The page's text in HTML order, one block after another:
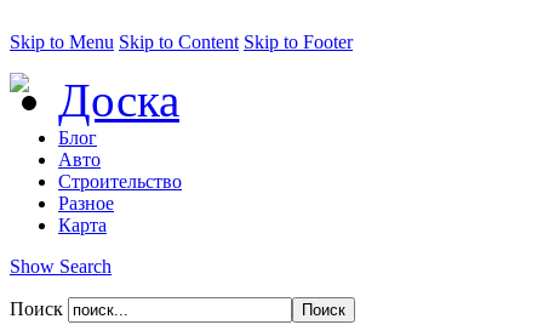
Skip to Menu Skip to Content Skip to Footer
Доска
Блог
Авто
Строительство
Разное
Карта
Show Search
Поиск